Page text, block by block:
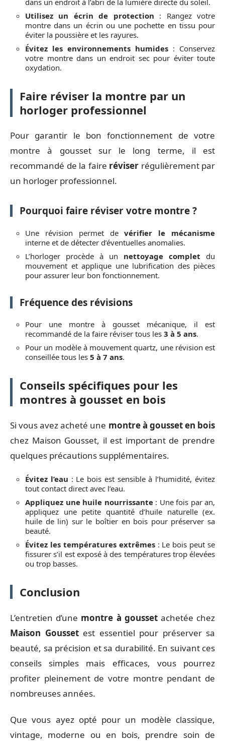
Utilisez un écrin de protection : Rangez votre
montre dans un écrin ou une pochette en tissu pour
éviter la poussière et les rayures.
Évitez les environnements humides : Conservez
votre montre dans un endroit sec pour éviter toute
oxydation.
Faire réviser la montre par un
horloger professionnel
Pour garantir le bon fonctionnement de votre
montre à gousset sur le long terme, il est
recommandé de la faire réviser régulièrement par
un horloger professionnel.
Pourquoi faire réviser votre montre ?
Une révision permet devérifier le mécanisme
interne et de détecter d’éventuelles anomalies.
L’horloger procède à un nettoyage complet du
mouvement et applique une lubrification des pièces
pour assurer leur bon fonctionnement.
Fréquence des révisions
Pour une montre à gousset mécanique, il est
recommandé de la faire réviser tous les 3 à 5 ans.
Pour un modèle à mouvement quartz, une révision est
conseillée tous les 5 à 7 ans.
Conseils spécifiques pour les
montres à gousset en bois
Si vous avez acheté une montre à gousset en bois
chez Maison Gousset, il est important de prendre
quelques précautions supplémentaires.
Évitez l’eau : Le bois est sensible à l’humidité, évitez
tout contact direct avec l’eau.
Appliquez une huile nourrissante: Une fois par an,
appliquez une petite quantité d’huile naturelle (ex.
huile de lin) sur le boîtier en bois pour préserver sa
beauté.
Évitez les températures extrêmes: Le bois peut se
fissurer s’il est exposé à des températures trop élevées
ou trop basses.
Conclusion
L’entretien d’une montre à goussetachetée chez
Maison Goussetest essentiel pour préserver sa
beauté, sa précision et sa durabilité. En suivant ces
conseils simples mais efficaces, vous pourrez
profiter pleinement de votre montre pendant de
nombreuses années.
Que vous ayez opté pour un modèle classique,
vintage, moderne ou en bois, prendre soin de